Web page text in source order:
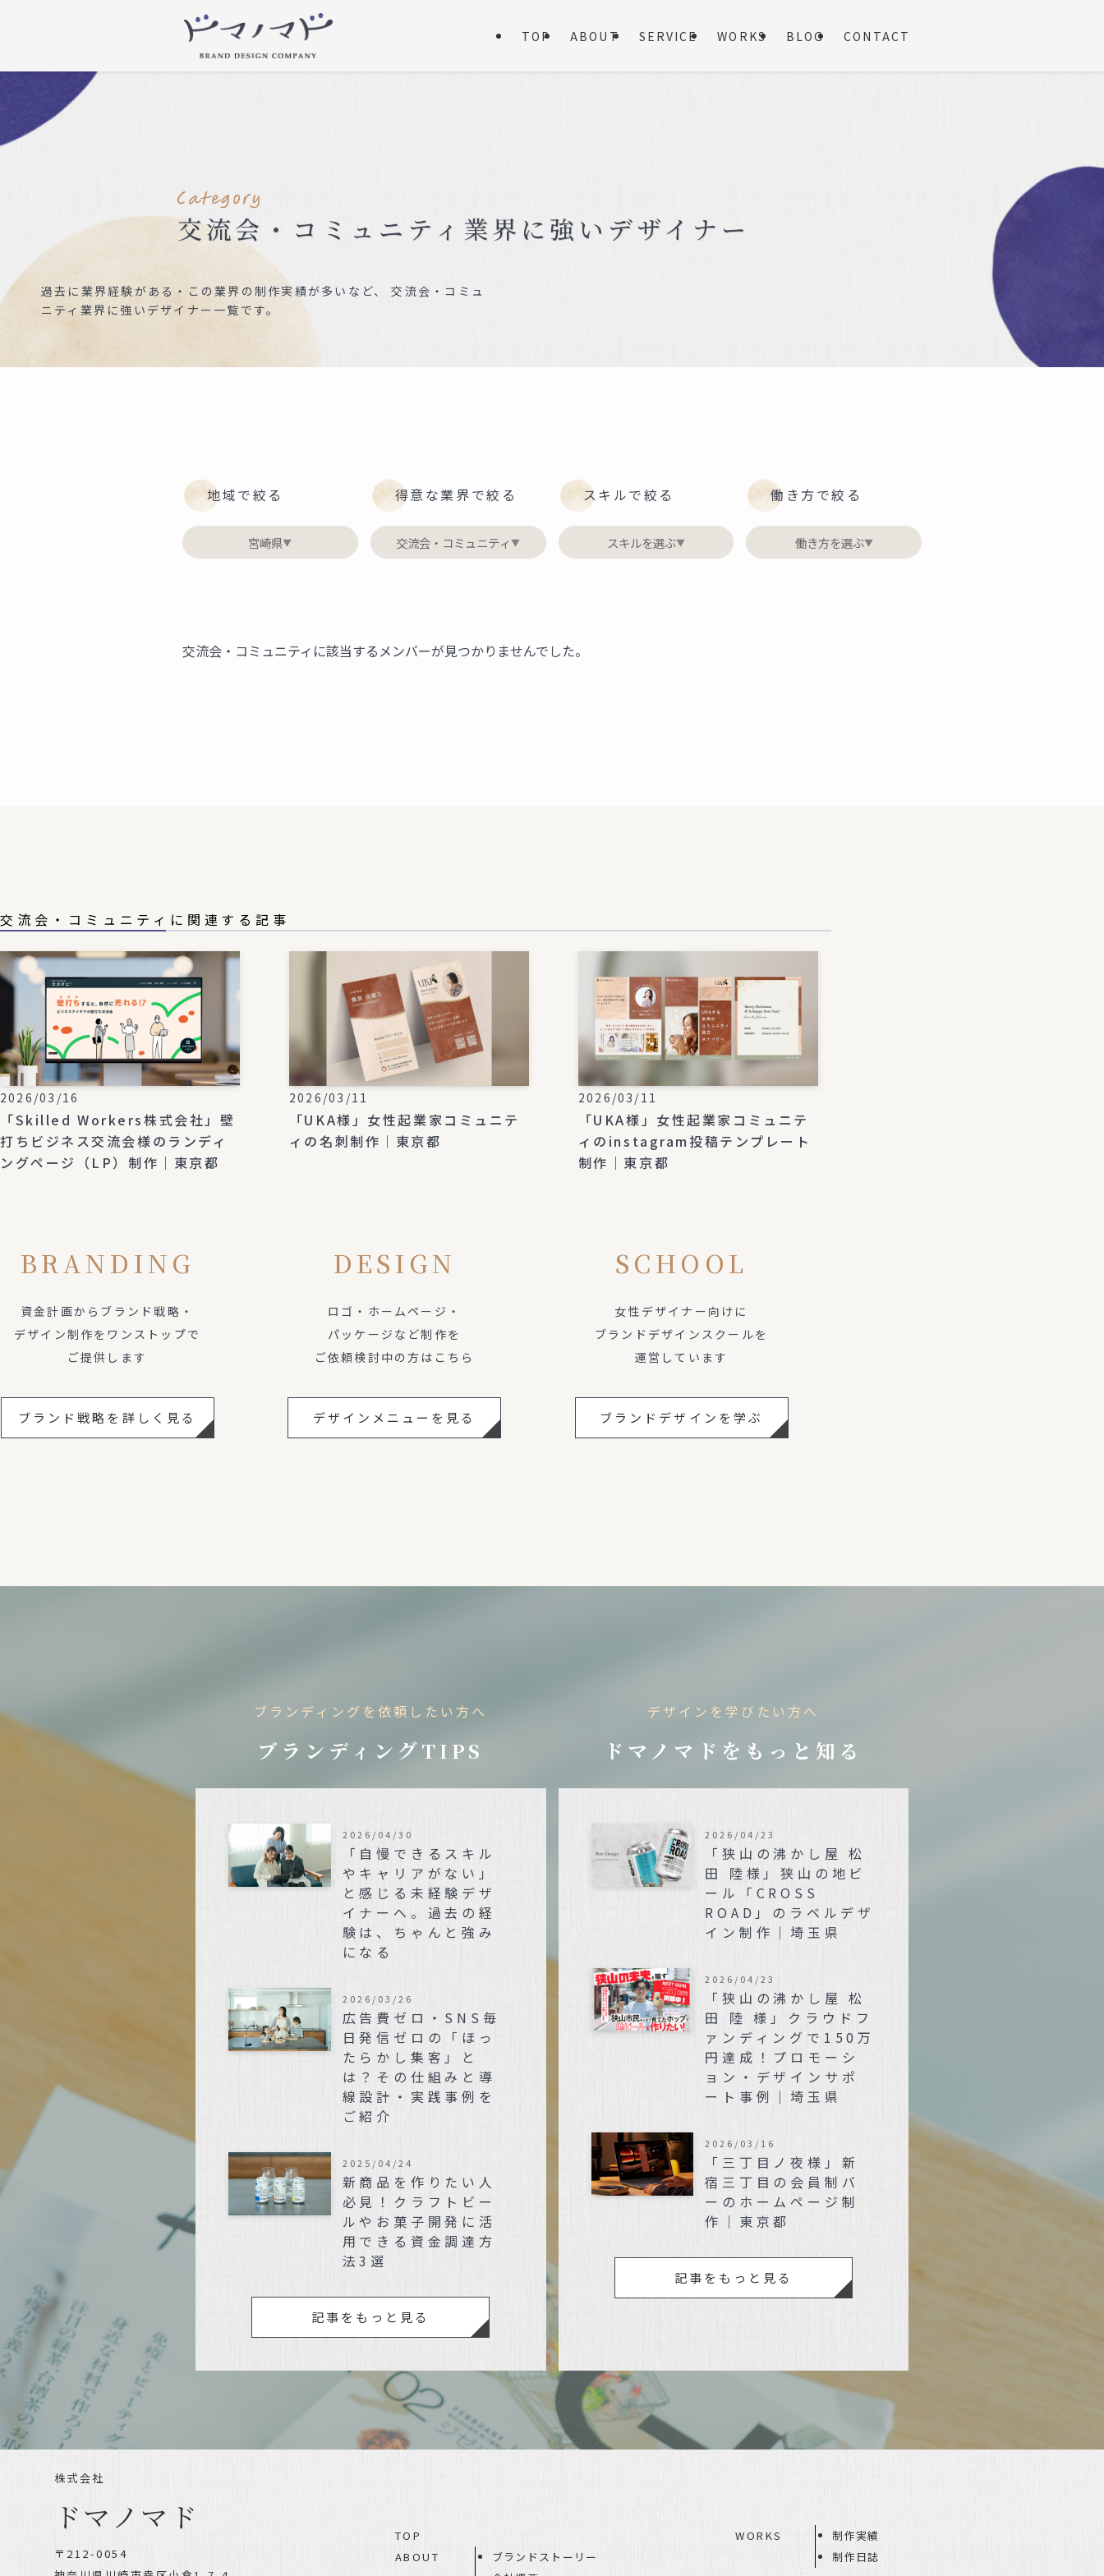
TOP ABOUT SERVICE WORKS BLOG CONTACT
交流会・コミュニティ業界に強いデザイナー
過去に業界経験がある・この業界の制作実績が多いなど、 交流会・コミュ
ニティ業界に強いデザイナー一覧です。
地域で絞る
宮崎県▼
得意な業界で絞る
交流会・コミュニティ▼
スキルで絞る
スキルを選ぶ▼
働き方で絞る
働き方を選ぶ▼
交流会・コミュニティに該当するメンバーが見つかりませんでした。
交流会・コミュニティに関連する記事
2026/03/16
「Skilled Workers株式会社」壁
打ちビジネス交流会様のランディ
ングページ（LP）制作｜東京都
2026/03/11
「UKA様」女性起業家コミュニテ
ィの名刺制作｜東京都
2026/03/11
「UKA様」女性起業家コミュニテ
ィのinstagram投稿テンプレート
制作｜東京都
BRANDING
資金計画からブランド戦略・
デザイン制作をワンストップで
ご提供します
ブランド戦略を詳しく見る
DESIGN
ロゴ・ホームページ・
パッケージなど制作を
ご依頼検討中の方はこちら
デザインメニューを見る
SCHOOL
女性デザイナー向けに
ブランドデザインスクールを
運営しています
ブランドデザインを学ぶ
ブランディングを依頼したい方へ
ブランディングTIPS
「自慢できるスキル
やキャリアがない」
と感じる未経験デザ
イナーへ。過去の経
験は、ちゃんと強み
になる
2026/04/30
広告費ゼロ・SNS毎
日発信ゼロの「ほっ
たらかし集客」と
は？その仕組みと導
線設計・実践事例を
ご紹介
2026/03/26
新商品を作りたい人
必見！クラフトビー
ルやお菓子開発に活
用できる資金調達方
法3選
2025/04/24
記事をもっと見る
デザインを学びたい方へ
ドマノマドをもっと知る
「狭山の沸かし屋 松
田 陸様」狭山の地ビ
ール「CROSS
ROAD」のラベルデザ
イン制作｜埼玉県
2026/04/23
「狭山の沸かし屋 松
田 陸 様」クラウドフ
ァンディングで150万
円達成！プロモーシ
ョン・デザインサポ
ート事例｜埼玉県
2026/04/23
「三丁目ノ夜様」新
宿三丁目の会員制バ
ーのホームページ制
作｜東京都
2026/03/16
記事をもっと見る
株式会社
ドマノマド
〒212-0054
TOP
ABOUT
ブランドストーリー
WORKS
制作実績
制作日誌